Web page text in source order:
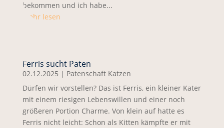
bekommen und ich habe...
mehr lesen
Ferris sucht Paten
02.12.2025 | Patenschaft Katzen
Dürfen wir vorstellen? Das ist Ferris, ein kleiner Kater
mit einem riesigen Lebenswillen und einer noch
größeren Portion Charme. Von klein auf hatte es
Ferris nicht leicht: Schon als Kitten kämpfte er mit